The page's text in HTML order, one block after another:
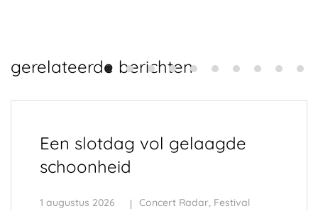
gerelateerde berichten
Een slotdag vol gelaagde
schoonheid
1 augustus 2026 Concert Radar, Festival